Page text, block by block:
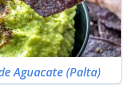
Aguacate (Palta)